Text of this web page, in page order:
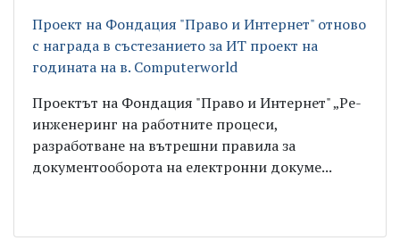
Проект на Фондация "Право и Интернет" oтново
с награда в състезанието за ИТ проект на
годината на в. Computerworld
Проектът на Фондация "Право и Интернет" „Ре-
инженеринг на работните процеси,
разработване на вътрешни правила за
документооборота на електронни докуме...